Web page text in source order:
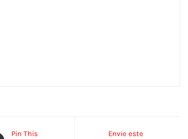
Pin This
Envie este